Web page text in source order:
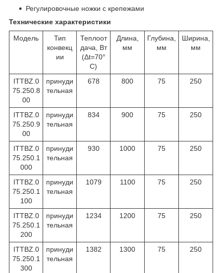
Регулировочные ножки с крепежами
Технические характеристики
Модель
Тип
конвекц
ии
Теплоот
дача, Вт
(Δt=70°
C)
Длина,
мм
Глубина,
мм
Ширина,
мм
ITTBZ.0
75.250.8
00
принуди
тельная
678 800 75 250
ITTBZ.0
75.250.9
00
принуди
тельная
834 900 75 250
ITTBZ.0
75.250.1
000
принуди
тельная
930 1000 75 250
ITTBZ.0
75.250.1
100
принуди
тельная
1079 1100 75 250
ITTBZ.0
75.250.1
200
принуди
тельная
1234 1200 75 250
ITTBZ.0
75.250.1
300
принуди
тельная
1382 1300 75 250